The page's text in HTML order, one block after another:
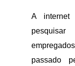
A internet
passado